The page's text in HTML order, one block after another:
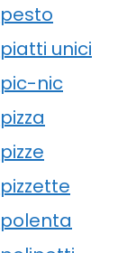
unici
nic